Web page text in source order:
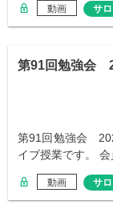
動画 サ
第91回勉強会
第91回勉強会
イブ授業です。
動画 サ